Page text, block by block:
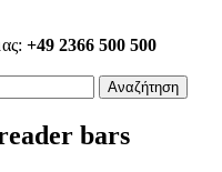
+49 2366 500 500
Αναζήτηση
bars